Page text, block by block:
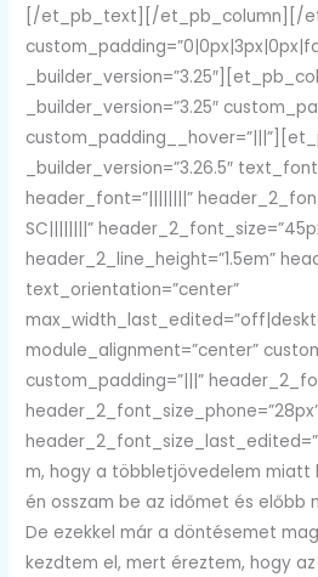
[/et_pb_text][/et_pb_column][/
_builder_version=”3.25″
_builder_version=”3.26.5″
header_font=”||||||||”
SC||||||||”
header_2_line_height=”1.5em”
text_orientation=”center”
module_alignment=”center”
custom_padding=”|||”
m, hogy a többletjövedelem miatt
én osszam be az időmet és előbb
De ezekkel már a döntésemet
kezdtem el, mert éreztem, hogy